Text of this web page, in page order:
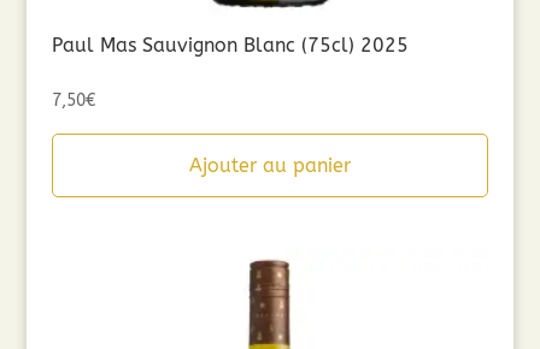
Paul Mas Sauvignon Blanc (75cl) 2025
7,50€
Ajouter au panier